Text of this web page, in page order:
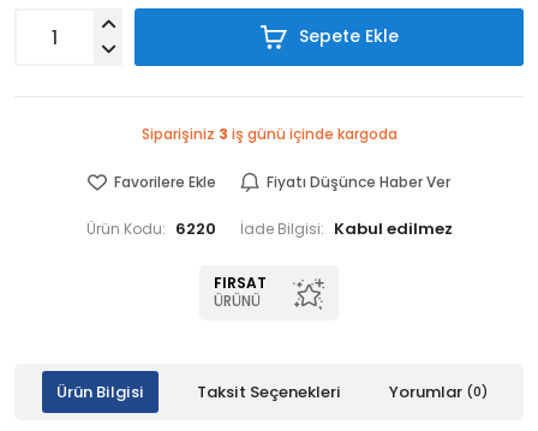
Sepete Ekle
Siparişiniz 3 iş günü içinde kargoda
Favorilere Ekle Fiyatı Düşünce Haber Ver
Ürün Kodu: 6220 İade Bilgisi:
FIRSAT
ÜRÜNÜ
Ürün Bilgisi Taksit Seçenekleri Yorumlar (0)